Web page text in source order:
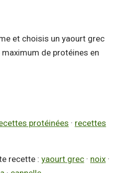
et choisis un yaourt grec
de protéines en
protéinées · recettes
recette : yaourt grec · noix ·